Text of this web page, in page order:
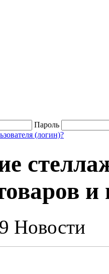
Пароль
(логин)?
и
Новости